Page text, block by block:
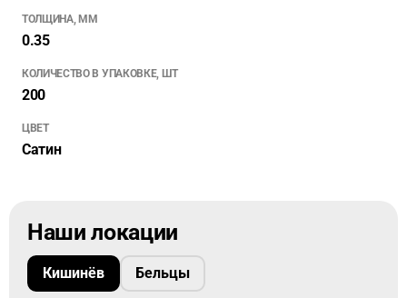
ТОЛЩИНА, ММ
0.35
КОЛИЧЕСТВО В УПАКОВКЕ, ШТ
200
ЦВЕТ
Сатин
Наши локации
Кишинёв Бельцы